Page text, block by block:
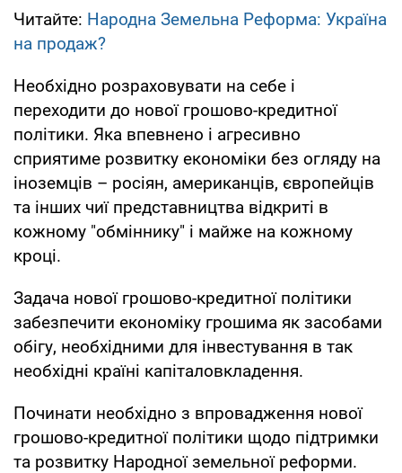
Читайте: Народна Земельна Реформа: Україна
на продаж?
Необхідно розраховувати на себе і
переходити до нової грошово-кредитної
політики. Яка впевнено і агресивно
сприятиме розвитку економіки без огляду на
іноземців – росіян, американців, європейців
та інших чиї представництва відкриті в
кожному "обміннику" і майже на кожному
кроці.
Задача нової грошово-кредитної політики
забезпечити економіку грошима як засобами
обігу, необхідними для інвестування в так
необхідні країні капіталовкладення.
Починати необхідно з впровадження нової
грошово-кредитної політики щодо підтримки
та розвитку Народної земельної реформи.